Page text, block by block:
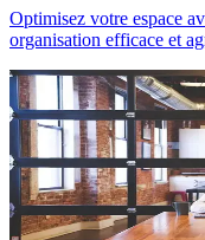
Optimisez votre espace
organisation efficace et